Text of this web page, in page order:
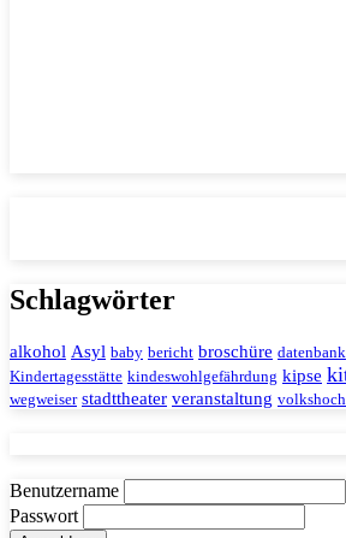
Schlagwörter
alkohol Asyl baby bericht broschüre datenbank
Kindertagesstätte kindeswohlgefährdung kipse
wegweiser stadttheater veranstaltung
Benutzername
Passwort